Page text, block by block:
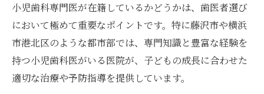
横浜や藤沢で注目される歯医者の特徴
小児歯科専門医 神奈川の最新動向を紹介
藤沢市の小児歯科おすすめ理由を徹底解説
小児歯科 専門医 横浜で注目の医院特集
小児歯科専門医が在籍しているかどうかは、歯医者選び
において極めて重要なポイントです。特に藤沢市や横浜
市港北区のような都市部では、専門知識と豊富な経験を
持つ小児歯科医がいる医院が、子どもの成長に合わせた
適切な治療や予防指導を提供しています。